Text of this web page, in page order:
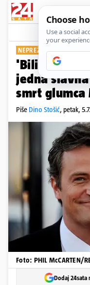
NEPREŽALJENI
'Bili su
jedna
smrt
Piše Dino Stošić, petak,
Foto: PHIL McCARTEN/
Dodaj 24sata